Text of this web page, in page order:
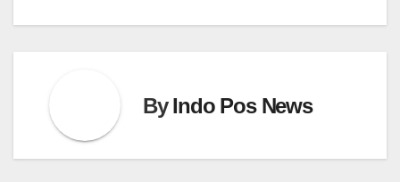
ByIndo Pos News